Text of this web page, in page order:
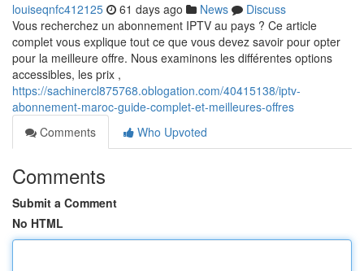
louiseqnfc412125 61 days ago News
Discuss
Vous recherchez un abonnement IPTV au pays ? Ce article
complet vous explique tout ce que vous devez savoir pour opter
pour la meilleure offre. Nous examinons les différentes options
accessibles, les prix ,
https://sachinercl875768.oblogation.com/40415138/iptv-
abonnement-maroc-guide-complet-et-meilleures-offres
Comments
Who Upvoted
Comments
Submit a Comment
No HTML